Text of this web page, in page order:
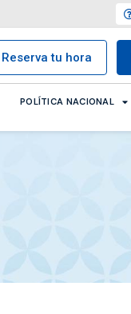
Reservatu hora
POLÍTICA NACIONAL